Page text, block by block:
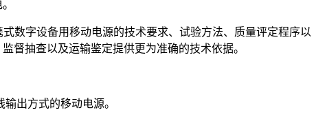
数字设备用移动电源的技术要求、试验方法、质量评定程序以
督抽查以及运输鉴定提供更为准确的技术依据。
输出方式的移动电源。